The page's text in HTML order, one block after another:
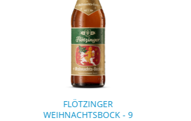
FLÖTZINGER
WEIHNACHTSBOCK - 9